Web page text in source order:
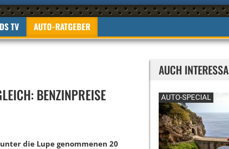
TV AUTO-RATGEBER
BENZINPREISE
die Lupe genommenen 20
AUCH
AUTO-SPECIAL